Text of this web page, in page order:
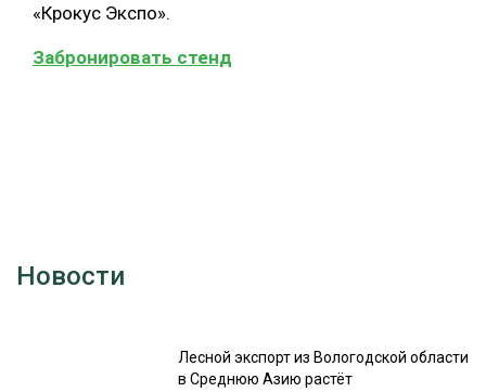
«Крокус Экспо».
Забронировать стенд
Новости
Лесной экспорт из Вологодской области
в Среднюю Азию растёт